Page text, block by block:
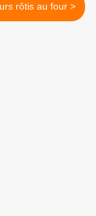
Choux-fleurs rôtis au four >